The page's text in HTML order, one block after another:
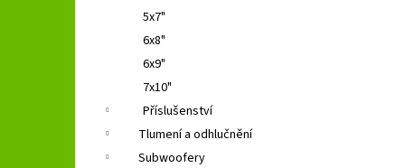
5x7"
6x8"
6x9"
7x10"
Příslušenství
Tlumení a odhlučnění
Subwoofery